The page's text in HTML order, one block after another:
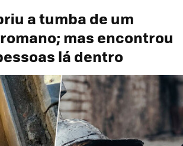
a tumba de um
mas encontrou
lá dentro